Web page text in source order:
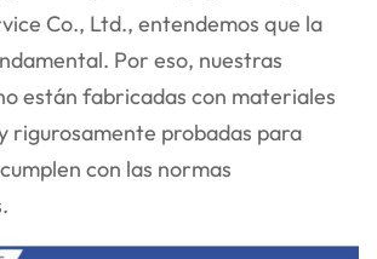
Co., Ltd., entendemos que la
Por eso, nuestras
están fabricadas con materiales
rigurosamente probadas para
con las normas